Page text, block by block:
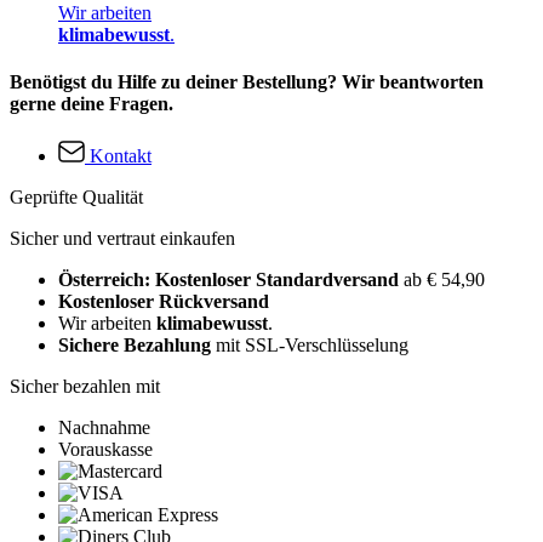
Wir arbeiten
klimabewusst.
Benötigst du Hilfe zu deiner Bestellung? Wir beantworten
gerne deine Fragen.
Kontakt
Geprüfte Qualität
Sicher und vertraut einkaufen
Österreich: Kostenloser Standardversand ab € 54,90
Kostenloser Rückversand
Wir arbeiten klimabewusst.
Sichere Bezahlung mit SSL-Verschlüsselung
Sicher bezahlen mit
Nachnahme
Vorauskasse